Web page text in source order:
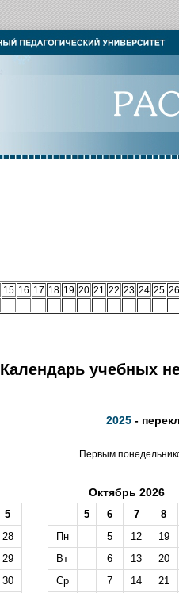
15 16 17 18 19 20 21 22 23 24 25 26
Календарь учебных
2025 -
Первым
5
28
29
30
Октябрь 2026
5 6 7
8
Пн
5 12
19
Вт
6 13
20
Ср
7 14
21